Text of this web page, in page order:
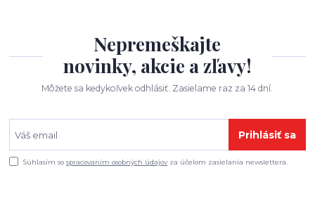
Nepremeškajte
novinky, akcie a zľavy!
Môžete sa kedykoľvek odhlásiť. Zasielame raz za 14 dní.
Prihlásiť sa
Súhlasím sospracovaním osobných údajov za účelom zasielania newslettera.